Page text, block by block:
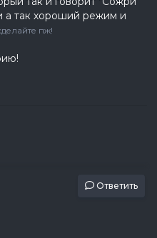
а так хороший режим и
пж!
Ответить